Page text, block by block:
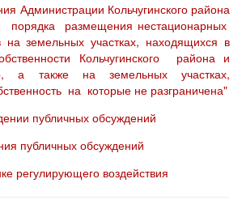
Администрации Кольчугинского района
размещения нестационарных
на земельных участках, находящихся в
Кольчугинского района и
а также на земельных участках,
на которые не разграничена"
публичных обсуждений
публичных обсуждений
регулирующего воздействия